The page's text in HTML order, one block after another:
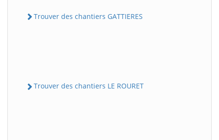
Trouver des chantiers GATTIERES
Trouver des chantiers LE ROURET